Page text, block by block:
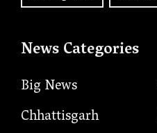
News Categories
Big News
Chhattisgarh